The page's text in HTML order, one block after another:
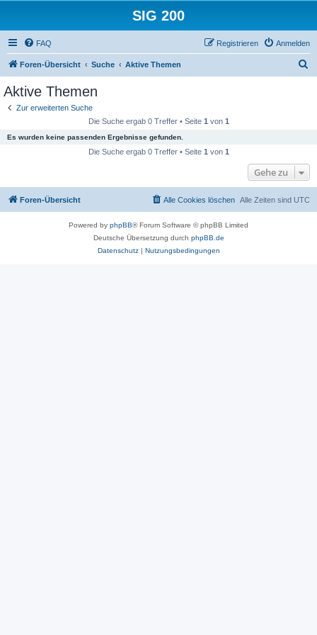
SIG 200
FAQ Anmelden
Registrieren
Foren-Übersicht Suche Aktive Themen
Aktive Themen
Zur erweiterten Suche
Die Suche ergab 0 Treffer • Seite 1 von 1
Es wurden keine passenden Ergebnisse gefunden.
Die Suche ergab 0 Treffer • Seite 1 von 1
Gehe zu
Foren-Übersicht Alle Zeiten sind UTC
Alle Cookies löschen
Powered by phpBB® Forum Software © phpBB Limited
Deutsche Übersetzung durch phpBB.de
Datenschutz| Nutzungsbedingungen